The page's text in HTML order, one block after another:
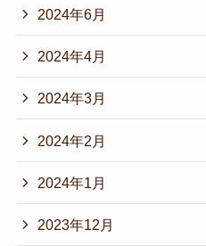
2024年6月
2024年4月
2024年3月
2024年2月
2024年1月
2023年12月